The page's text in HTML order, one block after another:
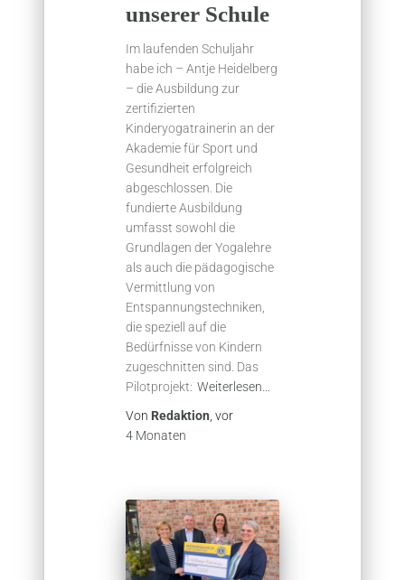
unserer Schule
Im laufenden Schuljahr
habe ich – Antje Heidelberg
– die Ausbildung zur
zertifizierten
Kinderyogatrainerin an der
Akademie für Sport und
Gesundheit erfolgreich
abgeschlossen. Die
fundierte Ausbildung
umfasst sowohl die
Grundlagen der Yogalehre
als auch die pädagogische
Vermittlung von
Entspannungstechniken,
die speziell auf die
Bedürfnisse von Kindern
zugeschnitten sind. Das
Pilotprojekt: Weiterlesen…
Von Redaktion , vor
4 Monaten